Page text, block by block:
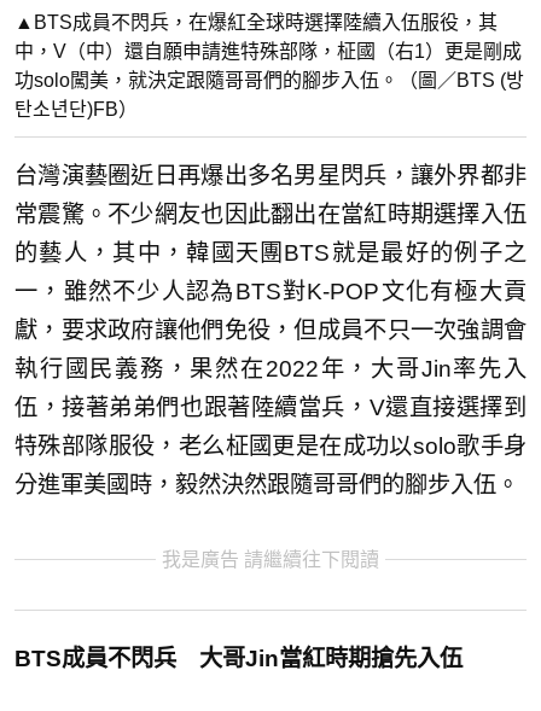
▲BTS成員不閃兵，在爆紅全球時選擇陸續入伍服役，其
中，V（中）還自願申請進特殊部隊，柾國（右1）更是剛成
功solo闖美，就決定跟隨哥哥們的腳步入伍。（圖／BTS (방
탄소년단)FB）
台灣演藝圈近日再爆出多名男星閃兵，讓外界都非
常震驚。不少網友也因此翻出在當紅時期選擇入伍
的藝人，其中，韓國天團BTS就是最好的例子之
一，雖然不少人認為BTS對K-POP文化有極大貢
獻，要求政府讓他們免役，但成員不只一次強調會
執行國民義務，果然在2022年，大哥Jin率先入
伍，接著弟弟們也跟著陸續當兵，V還直接選擇到
特殊部隊服役，老么柾國更是在成功以solo歌手身
分進軍美國時，毅然決然跟隨哥哥們的腳步入伍。
我是廣告 請繼續往下閱讀
BTS成員不閃兵 大哥Jin當紅時期搶先入伍